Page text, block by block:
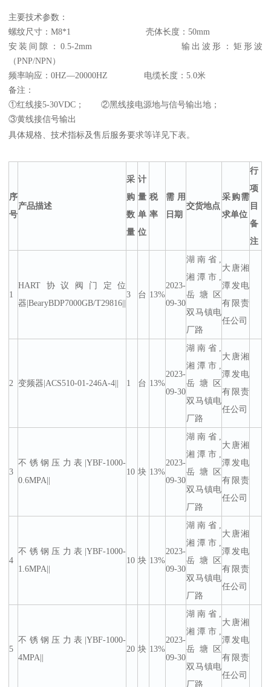
主要技术参数：
螺纹尺寸：M8*1 壳体长度：50mm
安装间隙：0.5-2mm 输出波形：矩形波
（PNP/NPN）
频率响应：0HZ—20000HZ 电缆长度：5.0米
备注：
①红线接5-30VDC； ②黑线接电源地与信号输出地；
③黄线接信号输出
具体规格、技术指标及售后服务要求等详见下表。
序
号
产品描述
采
购
数
量
计
量
单
位
税
率
需用
日期
交货地点
采购需
求单位
行
项
目
备
注
1
HART协议阀门定位
器|BearyBDP7000GB/T29816||
3 台 13%
2023-
09-30
湖南省,
湘潭市,
岳塘区
双马镇电
厂路
大唐湘
潭发电
有限责
任公司
2 变频器|ACS510-01-246A-4|| 1 台 13%
2023-
09-30
湖南省,
湘潭市,
岳塘区
双马镇电
厂路
大唐湘
潭发电
有限责
任公司
3
不锈钢压力表|YBF-1000-
0.6MPA||
10 块 13%
2023-
09-30
湖南省,
湘潭市,
岳塘区
双马镇电
厂路
大唐湘
潭发电
有限责
任公司
4
不锈钢压力表|YBF-1000-
1.6MPA||
10 块 13%
2023-
09-30
湖南省,
湘潭市,
岳塘区
双马镇电
厂路
大唐湘
潭发电
有限责
任公司
5
不锈钢压力表|YBF-1000-
4MPA||
20 块 13%
2023-
09-30
湖南省,
湘潭市,
岳塘区
双马镇电
厂路
大唐湘
潭发电
有限责
任公司